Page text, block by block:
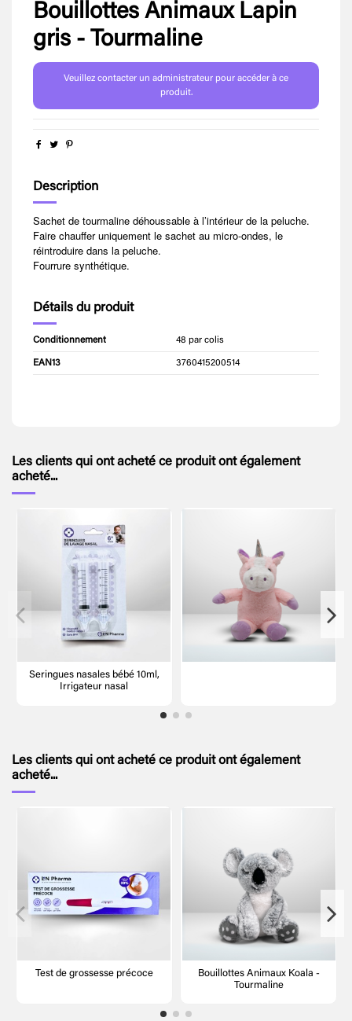
Bouillottes Animaux Lapin
gris - Tourmaline
Veuillez contacter un administrateur pour accéder à ce
produit.
Description
Sachet de tourmaline déhoussable à l’intérieur de la peluche.
Faire chauffer uniquement le sachet au micro-ondes, le
réintroduire dans la peluche.
Fourrure synthétique.
Détails du produit
Conditionnement 48 par colis
EAN13 3760415200514
Les clients qui ont acheté ce produit ont également
acheté...
Seringues nasales bébé 10ml,
Irrigateur nasal
Les clients qui ont acheté ce produit ont également
acheté...
Test de grossesse précoce
Bouillottes Animaux Koala -
Tourmaline